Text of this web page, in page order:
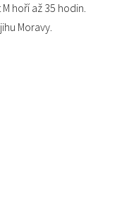
hoří až 35 hodin.
Moravy.